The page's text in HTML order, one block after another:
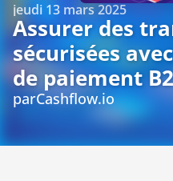
jeudi 13 mars 2025
Assurer des
sécurisées
de paiement
parCashflow.io